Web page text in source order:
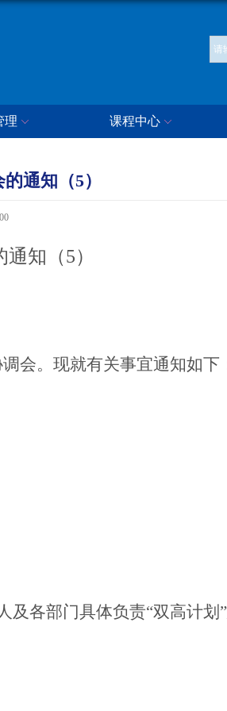
理 课程中心
通知（5）
知（5）
会。现就有关事宜通知如下
各部门具体负责“双高计划”